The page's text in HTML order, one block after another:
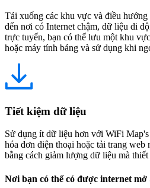
Tải xuống các khu vực và điều
đến nơi có Internet chậm, dữ liệu di
trực tuyến, bạn có thể lưu một khu
hoặc máy tính bảng và sử dụng khi
Tiết kiệm dữ liệu
Sử dụng ít dữ liệu hơn với WiFi
hóa đơn điện thoại hoặc tải trang web
bằng cách giảm lượng dữ liệu mà
Nơi bạn có thể có được internet mở